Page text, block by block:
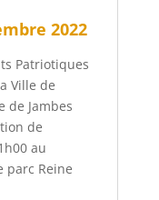
2022
Patriotiques
Ville de
de Jambes
de
au
parc Reine